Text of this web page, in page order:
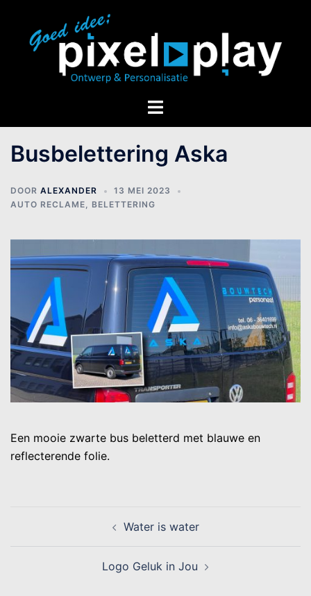
Busbelettering Aska
DOOR ALEXANDER
13 MEI 2023
AUTO RECLAME, BELETTERING
Een mooie zwarte bus beletterd met blauwe en
reflecterende folie.
Water is water
Logo Geluk in Jou